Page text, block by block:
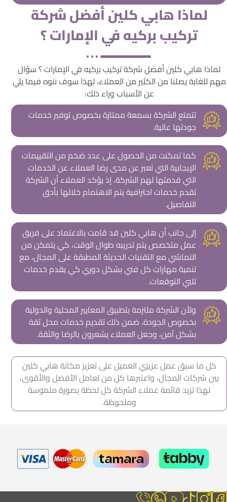
لماذا هابي كلين أفضل شركة
تركيب بركيه في الإمارات ؟
لماذا هابي كلين أفضل شركة تركيب بركيه في الإمارات ؟ سؤال
مهم للغاية يصلنا من الكثير من العملاء، لهذا سوف ننوه فيما يلي
عن الأسباب وراء ذلك:
تتمتع الشركة بسمعة ممتازة بخصوص توفير خدمات
جودتها عالية.
كما تمكنت من الحصول على عدد ضخم من التقييمات
الإيجابية التي تعبر عن مدى رضا العملاء عن الخدمات
التي قدمتها لهم الشركة، إذ يؤكد العملاء أن الشركة
تقدم خدمات احترافية يتم الاهتمام خلالها بأدق
التفاصيل.
إلى جانب أن هابي كلين قد قامت بالاعتماد على فريق
عمل متخصص يتم تدريبه طوال الوقت، كي يتمكن من
التماشي مع التقنيات الحديثة المطبقة على المجال، مع
تنمية مهارات كل فني بشكل دوري كي يقدم خدمات
تلبي التوقعات.
ولأن الشركة ملتزمة بتطبيق المعايير المحلية والدولية
بخصوص الجودة، ضمن ذلك تقديم خدمات محل ثقة
بشكل آمن، وجعل العملاء يشعرون بالرضا والثقة.
كل ما سبق عمل عزيزي العميل على تعزيز مكانة هابي كلين
بين شركات المجال، واعتبرها كل من تعامل الأفضل والأقوى،
لهذا تزيد قائمة عملاء الشركة كل لحظة بصورة ملموسة
وملحوظة.